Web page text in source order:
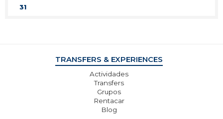
31
TRANSFERS & EXPERIENCES
Actividades
Transfers
Grupos
Rentacar
Blog